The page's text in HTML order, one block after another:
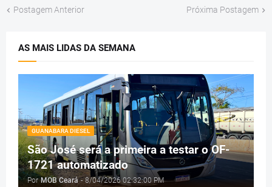
Postagem Anterior Próxima Postagem
AS MAIS LIDAS DA SEMANA
GUANABARA DIESEL
São José será a primeira a testar o OF-
1721 automatizado
Por MOB Ceará - 8/04/2026 02:32:00 PM